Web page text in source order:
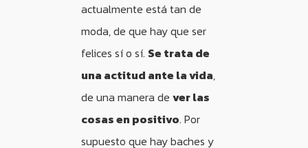
actualmente está tan de
moda, de que hay que ser
felices sí o sí. Se trata de
una actitud ante la vida,
de una manera de ver las
cosas en positivo. Por
supuesto que hay baches y